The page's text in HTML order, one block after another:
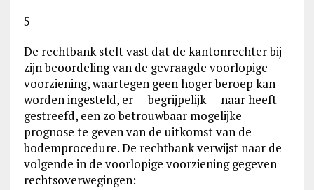
5
De rechtbank stelt vast dat de kantonrechter bij
zijn beoordeling van de gevraagde voorlopige
voorziening, waartegen geen hoger beroep kan
worden ingesteld, er — begrijpelijk — naar heeft
gestreefd, een zo betrouwbaar mogelijke
prognose te geven van de uitkomst van de
bodemprocedure. De rechtbank verwijst naar de
volgende in de voorlopige voorziening gegeven
rechtsoverwegingen: